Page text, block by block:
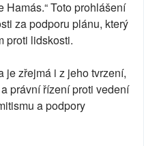
Toto prohlášení
za podporu plánu, který
proti lidskosti.
je zřejmá i z jeho tvrzení,
právní řízení proti vedení
a podpory